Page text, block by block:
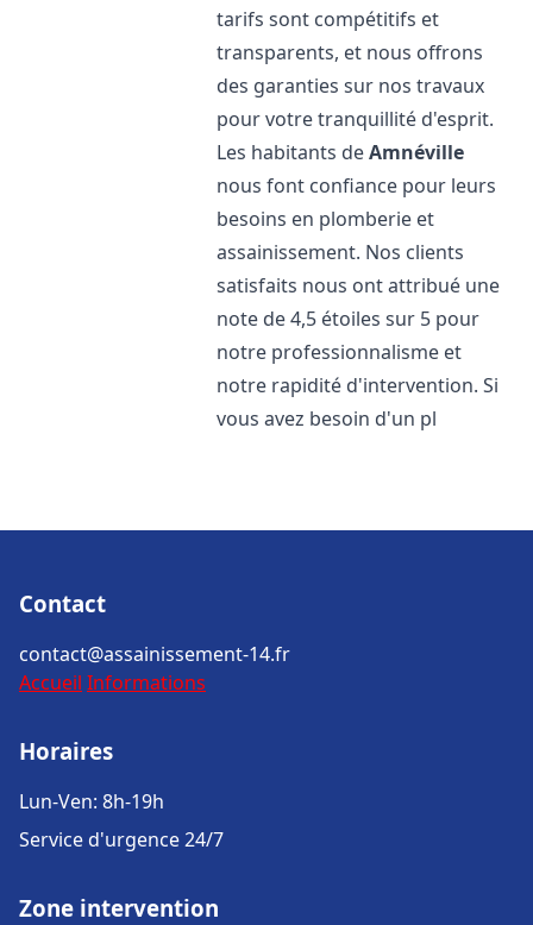
tarifs sont compétitifs et
transparents, et nous offrons
des garanties sur nos travaux
pour votre tranquillité d'esprit.
Les habitants deAmnéville
nous font confiance pour leurs
besoins en plomberie et
assainissement. Nos clients
satisfaits nous ont attribué une
note de 4,5 étoiles sur 5 pour
notre professionnalisme et
notre rapidité d'intervention. Si
vous avez besoin d'un pl
Contact
contact@assainissement-14.fr
Accueil Informations
Horaires
Lun-Ven: 8h-19h
Service d'urgence 24/7
Zone intervention